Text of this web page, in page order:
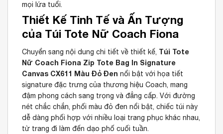
mọi lứa tuổi.
Thiết Kế Tinh Tế và Ấn Tượng
của Túi Tote Nữ Coach Fiona
Chuyển sang nội dung chi tiết về thiết kế, Túi Tote
Nữ Coach Fiona Zip Tote Bag In Signature
Canvas CX611 Màu Đỏ Đen nổi bật với họa tiết
signature đặc trưng của thương hiệu Coach, mang
đậm phong cách sang trọng và đẳng cấp. Với đường
nét chắc chắn, phối màu đỏ đen nổi bật, chiếc túi này
dễ dàng phối hợp với nhiều loại trang phục khác nhau,
từ trang đi làm đến dạo phố cuối tuần.